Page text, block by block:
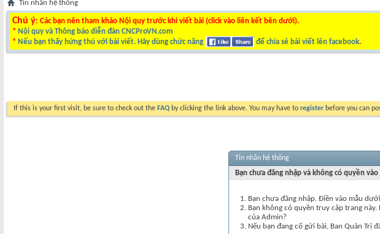
Tin nhắn hệ thống
Chú ý: Các bạn nên tham khảo Nội quy trước khi viết bài (click vào liên kết bên dưới).
* Nội quy và Thông báo diễn đàn CNCProVN.com
* Nếu bạn thấy hứng thú với bài viết. Hãy dùng chức năng để chia sẻ bài viết lên facebook.
If this is your first visit, be sure to check out the FAQ by clicking the link above. You may have to register before you can
Tin nhắn hệ thống
Bạn chưa đăng nhập và không có quyền
Bạn chưa đăng nhập. Điền vào mẫu
Bạn không có quyền truy cập trang
của Admin?
Nếu bạn đang cố gửi bài, Ban Quản Trị